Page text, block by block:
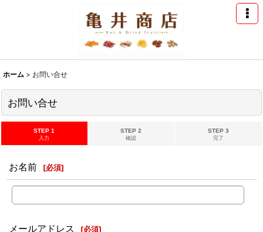
ホーム > お問い合せ
お問い合せ
STEP 1
入力
STEP 2
確認
STEP 3
完了
お名前 [必須]
メールアドレス [必須]